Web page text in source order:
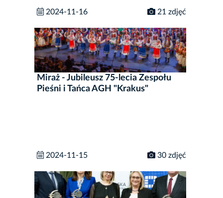
2024-11-16 21 zdjęć
Miraż - Jubileusz 75-lecia Zespołu
Pieśni i Tańca AGH "Krakus"
2024-11-15 30 zdjęć